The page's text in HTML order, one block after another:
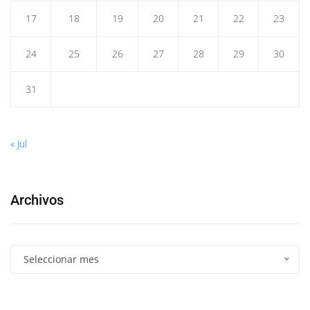
17 18 19 20 21 22 23
24 25 26 27 28 29 30
31
« Jul
Archivos
Seleccionar mes